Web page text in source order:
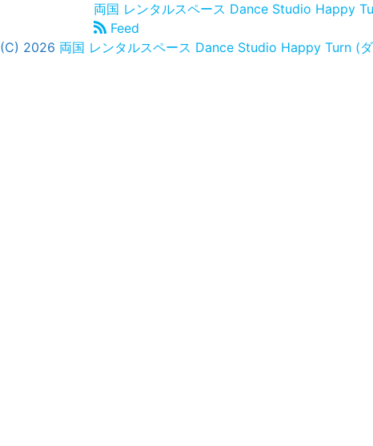
両国 レンタルスペース Dance Studio Happy
Feed
(C) 2026 両国 レンタルスペース Dance Studio Happy Turn (